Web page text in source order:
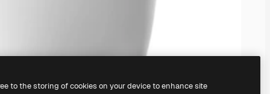
to the storing of cookies on your device to enhance site